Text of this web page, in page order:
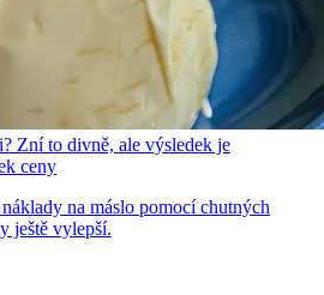
Zní to divně, ale výsledek je
ceny
na máslo pomocí chutných
ještě vylepší.